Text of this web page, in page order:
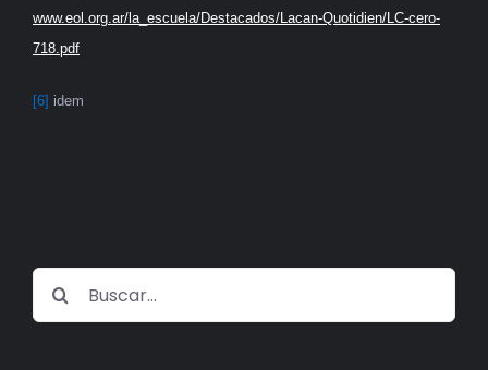
www.eol.org.ar/la_escuela/Destacados/Lacan-Quotidien/LC-cero-
718.pdf
[6] idem
Buscar: